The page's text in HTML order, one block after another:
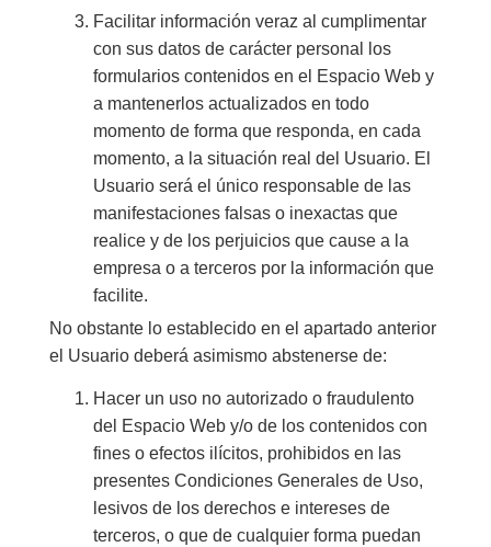
Facilitar información veraz al cumplimentar
con sus datos de carácter personal los
formularios contenidos en el Espacio Web y
a mantenerlos actualizados en todo
momento de forma que responda, en cada
momento, a la situación real del Usuario. El
Usuario será el único responsable de las
manifestaciones falsas o inexactas que
realice y de los perjuicios que cause a la
empresa o a terceros por la información que
facilite.
No obstante lo establecido en el apartado anterior
el Usuario deberá asimismo abstenerse de:
Hacer un uso no autorizado o fraudulento
del Espacio Web y/o de los contenidos con
fines o efectos ilícitos, prohibidos en las
presentes Condiciones Generales de Uso,
lesivos de los derechos e intereses de
terceros, o que de cualquier forma puedan